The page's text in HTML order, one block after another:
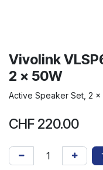
Vivolink
2 x 50W
Active Speaker Set, 2 x
CHF 220.00